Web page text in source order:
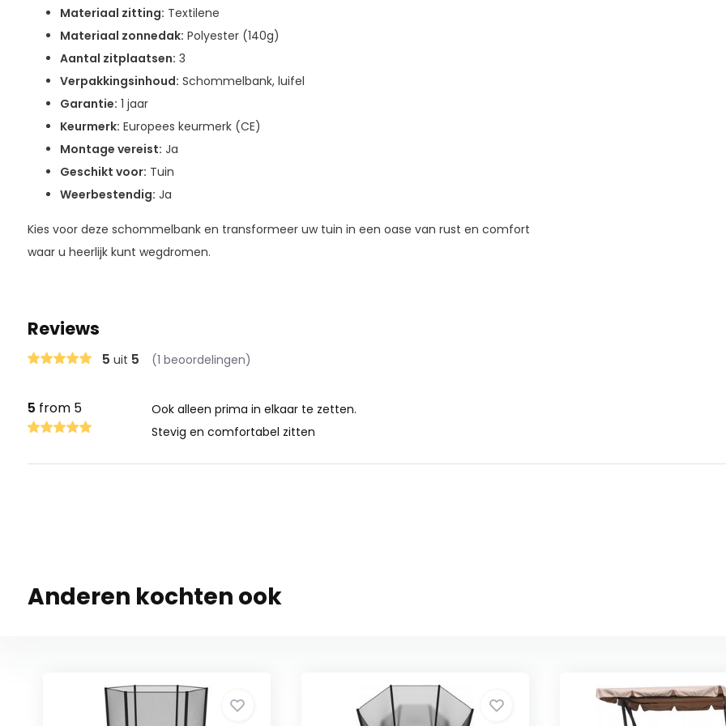
Materiaal zitting: Textilene
Materiaal zonnedak: Polyester (140g)
Aantal zitplaatsen: 3
Verpakkingsinhoud: Schommelbank, luifel
Garantie: 1 jaar
Keurmerk: Europees keurmerk (CE)
Montage vereist: Ja
Geschikt voor: Tuin
Weerbestendig: Ja
Kies voor deze schommelbank en transformeer uw tuin in een oase van rust en comfort
waar u heerlijk kunt wegdromen.
Reviews
5 uit 5 (1 beoordelingen)
5 from 5
Ook alleen prima in elkaar te zetten.
Stevig en comfortabel zitten
Anderen kochten ook